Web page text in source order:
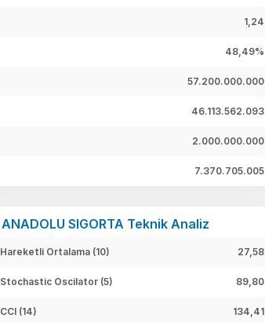
1,24
48,49%
57.200.000.000
46.113.562.093
2.000.000.000
7.370.705.005
ANADOLU SIGORTA Teknik Analiz
Hareketli Ortalama (10) 27,58
Stochastic Oscilator (5) 89,80
CCI (14) 134,41